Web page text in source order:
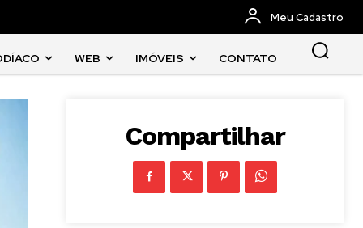
Meu Cadastro
WEB IMÓVEIS CONTATO
Compartilhar